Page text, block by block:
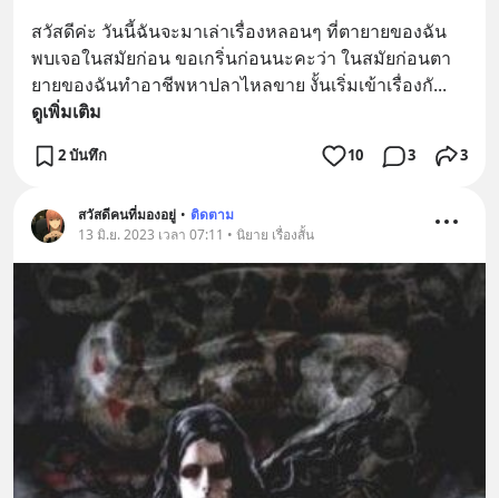
สวัสดีค่ะ วันนี้ฉันจะมาเล่าเรื่องหลอนๆ ที่ตายายของฉัน
พบเจอในสมัยก่อน ขอเกริ่นก่อนนะคะว่า ในสมัยก่อนตา
ยายของฉันทำอาชีพหาปลาไหลขาย งั้นเริ่มเข้าเรื่องกั...
ดูเพิ่มเติม
2 บันทึก 10 3 3
สวัสดีคนที่มองอยู่ • ติดตาม
13 มิ.ย. 2023 เวลา 07:11 • นิยาย เรื่องสั้น